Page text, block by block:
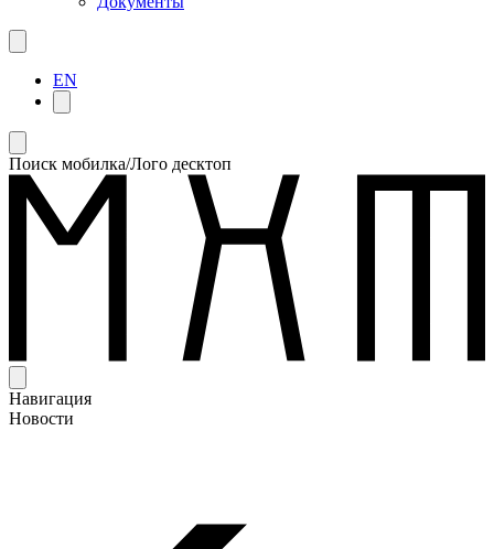
EN
Поиск мобилка/Лого десктоп
Навигация
Новости